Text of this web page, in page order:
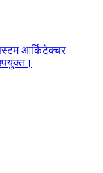
आर्किटेक्चर